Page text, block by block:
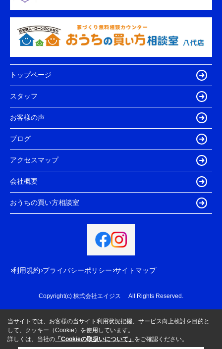
トップページ
スタッフ
お客様の声
ブログ
アクセスマップ
会社概要
おうちの買い方相談室
利用規約 プライバシーポリシー サイトマップ
Copyright(c) 株式会社エイジス All Rights Reserved.
当サイトでは、お客様の当サイト利用状況把握、サービス向上検討を目的と
して、クッキー（Cookie）を使用しています。
詳しくは、当社の 「Cookieの取扱いについて」 をご確認ください。